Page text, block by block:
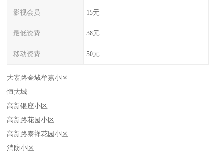
影视会员 15元
最低资费 38元
移动资费 50元
大寨路金域牟嘉小区
恒大城
高新银座小区
高新路花园小区
高新路泰祥花园小区
消防小区